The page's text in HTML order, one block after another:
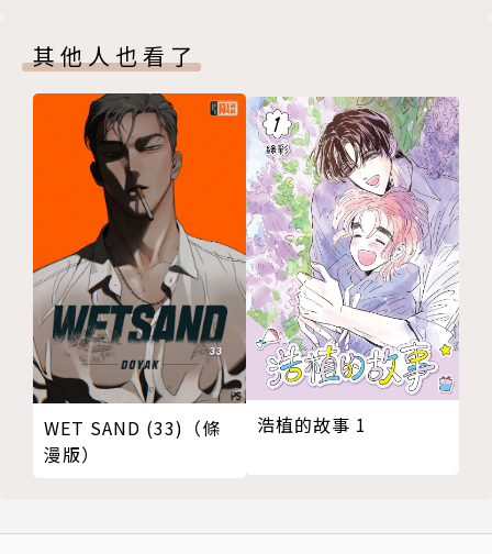
其他人也看了
WET SAND (33)（條
漫版）
浩植的故事 1